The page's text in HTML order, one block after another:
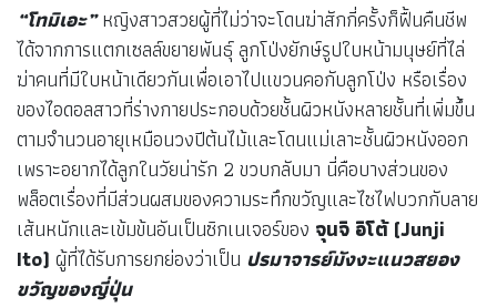
“โทมิเอะ”หญิงสาวสวยผู้ที่ไม่ว่าจะโดนฆ่าสักกี่ครั้งก็ฟื้นคืนชีพ
ได้จากการแตกเซลล์ขยายพันธุ์ ลูกโป่งยักษ์รูปใบหน้ามนุษย์ที่ไล่
ฆ่าคนที่มีใบหน้าเดียวกันเพื่อเอาไปแขวนคอกับลูกโป่ง หรือเรื่อง
ของไอดอลสาวที่ร่างกายประกอบด้วยชั้นผิวหนังหลายชั้นที่เพิ่มขึ้น
ตามจำนวนอายุเหมือนวงปีต้นไม้และโดนแม่เลาะชั้นผิวหนังออก
เพราะอยากได้ลูกในวัยน่ารัก 2 ขวบกลับมา นี่คือบางส่วนของ
พล็อตเรื่องที่มีส่วนผสมของความระทึกขวัญและไซไฟบวกกับลาย
เส้นหนักและเข้มข้นอันเป็นซิกเนเจอร์ของ จุนจิ อิโต้ (Junji
Ito) ผู้ที่ได้รับการยกย่องว่าเป็น ปรมาจารย์มังงะแนวสยอง
ขวัญของญี่ปุ่น